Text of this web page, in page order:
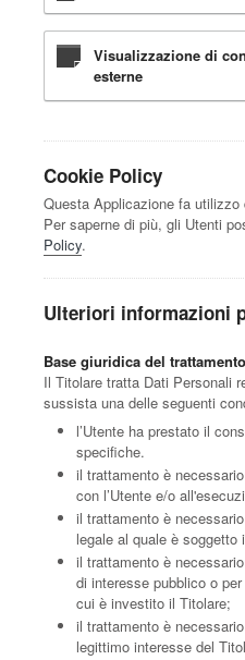
Visualizzazione di
esterne
Cookie Policy
Questa Applicazione fa
Per saperne di più, gli Utenti
Policy.
Ulteriori informazioni
Base giuridica del trattamento
Il Titolare tratta Dati Personali
sussista una delle seguenti
l’Utente ha prestato il
specifiche.
il trattamento è
con l’Utente e/o
il trattamento è
legale al quale è soggetto
il trattamento è
di interesse pubblico o
cui è investito il Titolare;
il trattamento è
legittimo interesse del